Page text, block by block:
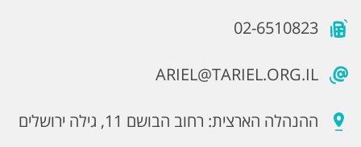
02-6510823
ARIEL@TARIEL.ORG.IL
ההנהלה הארצית: רחוב הבושם 11, גילה ירושלים